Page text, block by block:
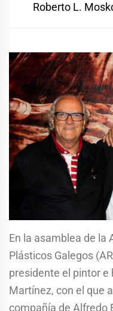
Roberto L.
En la asamblea de la
Plásticos Galegos
presidente el pintor e
Martínez, con el que
compañía de Alfredo